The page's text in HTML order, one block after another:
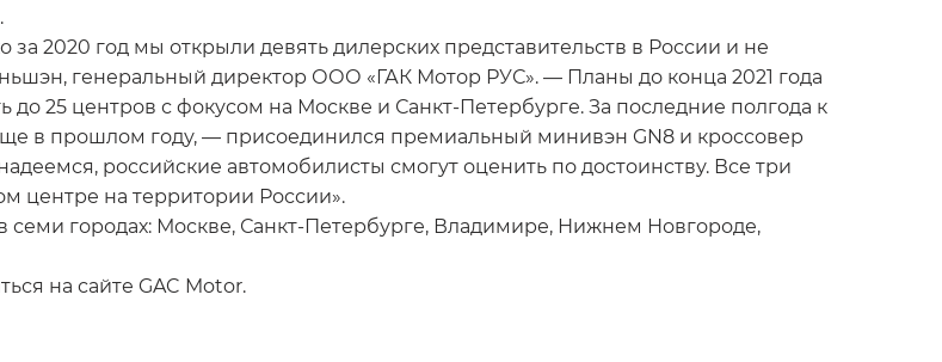
2020 год мы открыли девять дилерских представительств в России и не
генеральный директор ООО «ГАК Мотор РУС». — Планы до конца 2021 года
25 центров с фокусом на Москве и Санкт-Петербурге. За последние полгода к
в прошлом году, — присоединился премиальный минивэн GN8 и кроссовер
российские автомобилисты смогут оценить по достоинству. Все три
центре на территории России».
городах: Москве, Санкт-Петербурге, Владимире, Нижнем Новгороде,
на сайте GAC Motor.